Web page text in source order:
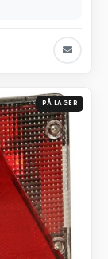
PÅ LAGER